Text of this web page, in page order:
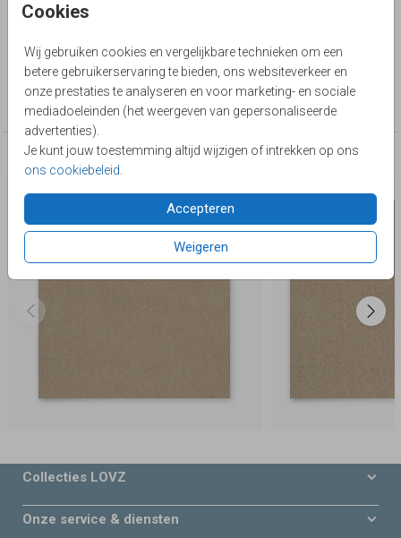
Cookies
Wij gebruiken cookies en vergelijkbare technieken om een
betere gebruikerservaring te bieden, ons websiteverkeer en
onze prestaties te analyseren en voor marketing- en sociale
mediadoeleinden (het weergeven van gepersonaliseerde
advertenties).
Je kunt jouw toestemming altijd wijzigen of intrekken op ons
ons cookiebeleid
Accepteren
Weigeren
blanco liggend dubbel kraft
Collectie
Zelf maken
Deze producten zijn wellicht ook iets voor je
Collecties LOVZ
Onze service & diensten